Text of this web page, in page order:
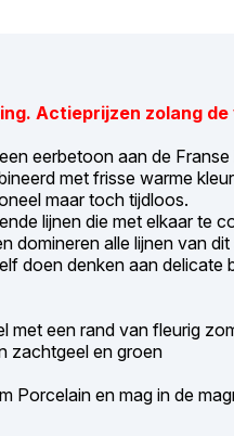
Actieprijzen zolang
eerbetoon aan de Franse
met frisse warme
maar toch tijdloos.
lijnen die met elkaar te
domineren alle lijnen van
doen denken aan delicate
met een rand van fleurig
zachtgeel en groen
Porcelain en mag in de